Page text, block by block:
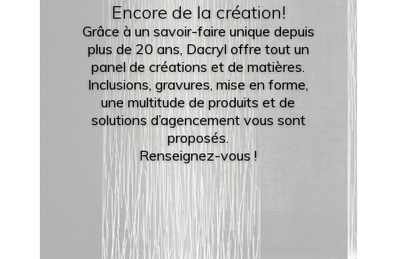
Encore de la création!
Grâce à un savoir-faire unique depuis
plus de 20 ans, Dacryl offre tout un
panel de créations et de matières.
Inclusions, gravures, mise en forme,
une multitude de produits et de
solutions d’agencement vous sont
proposés.
Renseignez-vous !